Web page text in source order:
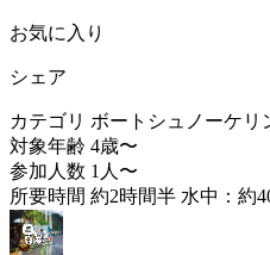
お気に入り
シェア
カテゴリ ボートシュノーケリ
対象年齢 4歳〜
参加人数 1人〜
所要時間 約2時間半 水中：約